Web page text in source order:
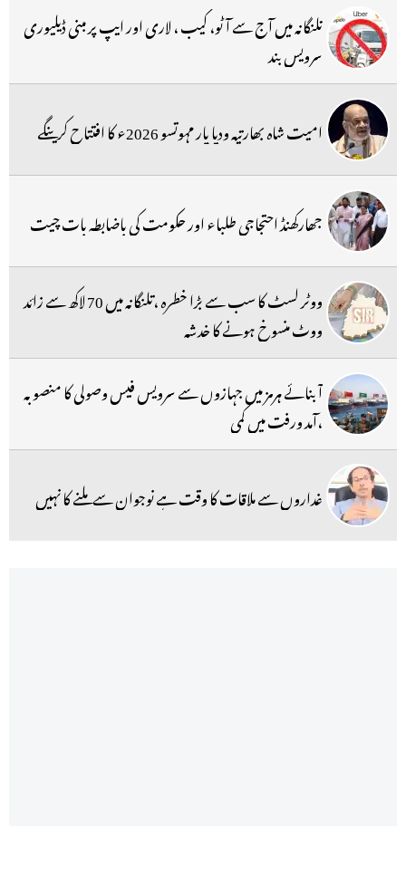
تلنگانہ میں آج سے آٹو، کیب ، لاری اور ایپ پر مبنی ڈیلیوری
سرویس بند
امیت شاہ بھارتیہ ودیا پار مہوتسو 2026ء کا افتتاح کرینگے
جھارکھنڈ احتجاجی طلباء اور حکومت کی باضابطہ بات چیت
ووٹر لسٹ کا سب سے بڑا خطرہ ،تلنگانہ میں 70 لاکھ سے زائد
ووٹ منسوخ ہونے کا خدشہ
آبنائے ہرمز میں جہازوں سے سرویس فیس وصولی کا منصوبہ
،آمد ورفت میں کمی
غداروں سے ملاقات کا وقت ہے نوجوان سے ملنے کا نہیں